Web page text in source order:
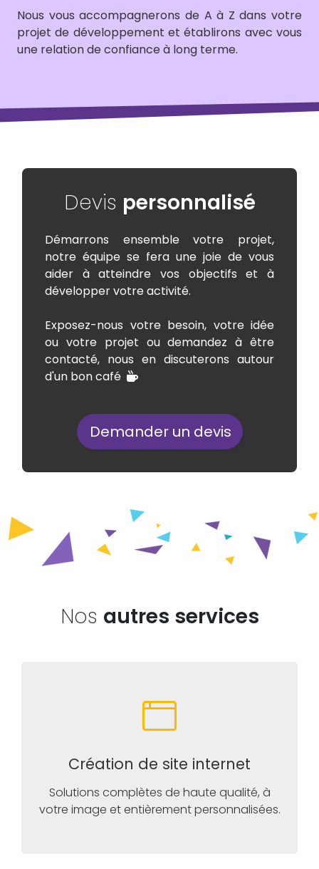
Nous vous accompagnerons de A à Z dans votre
projet de développement et établirons avec vous
une relation de confiance à long terme.
Devis personnalisé
Démarrons ensemble votre projet,
notre équipe se fera une joie de vous
aider à atteindre vos objectifs et à
développer votre activité.
Exposez-nous votre besoin, votre idée
ou votre projet ou demandez à être
contacté, nous en discuterons autour
d'un bon café
Demander un devis
Nos autres services
Création de site internet
Solutions complètes de haute qualité, à
votre image et entièrement personnalisées.